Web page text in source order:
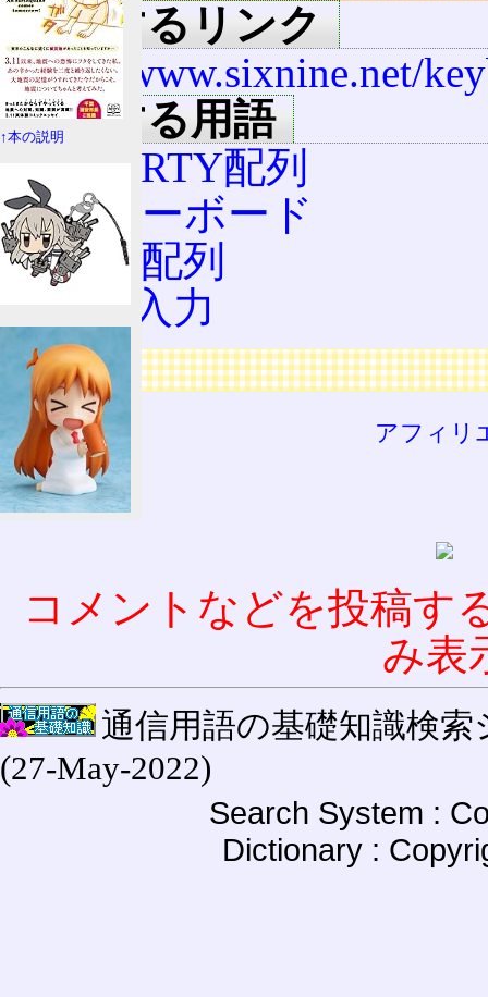
関連するリンク
http://www.sixnine.net/
関連する用語
QWERTY配列
JISキーボード
新JIS配列
かな入力
広告
アフィリ
コメントなどを投稿す
み表
通信用語の基礎知識検索
(27-May-2022)
Search System :
Dictionary :
↑本の説明